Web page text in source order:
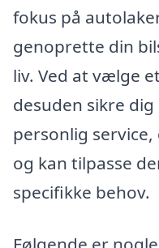
fokus på
genoprette din
liv. Ved at vælge
desuden sikre
personlig
og kan tilpasse
specifikke behov.